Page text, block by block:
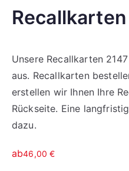
Unsere Recallkarten
aus. Recallkarten
erstellen wir Ihnen Ihre
Rückseite. Eine
dazu.
ab46,00€